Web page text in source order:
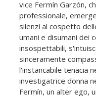
vice Fermín Garzón,
professionale,
silenzi al cospetto
umani e disumani dei
insospettabili,
sinceramente
l'instancabile tenacia
investigatrice donna
Fermín, un alter ego,